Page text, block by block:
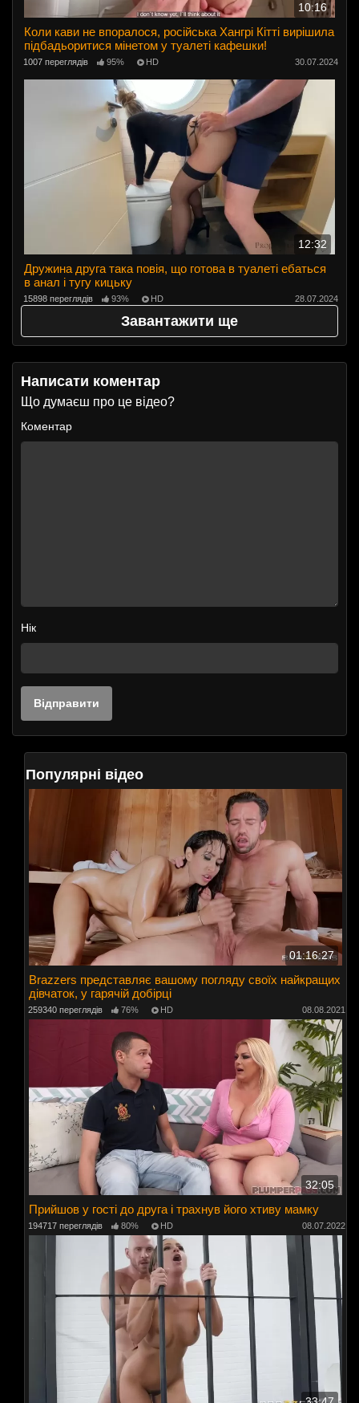
10:16
Коли кави не впоралося, російська Хангрі Кітті вирішила
підбадьоритися мінетом у туалеті кафешки!
1007 переглядів 95% HD 30.07.2024
12:32
Дружина друга така повія, що готова в туалеті ебаться
в анал і тугу кицьку
15898 переглядів 93% HD 28.07.2024
Завантажити ще
Написати коментар
Що думаєш про це відео?
Коментар
Нік
Популярні відео
01:16:27
Brazzers представляє вашому погляду своїх найкращих
дівчаток, у гарячій добірці
259340 переглядів 76% HD 08.08.2021
32:05
Прийшов у гості до друга і трахнув його хтиву мамку
194717 переглядів 80% HD 08.07.2022